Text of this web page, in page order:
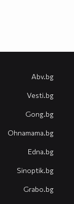
Abv.bg
Vesti.bg
Gong.bg
Оhnamama.bg
Edna.bg
Sinoptik.bg
Grabo.bg